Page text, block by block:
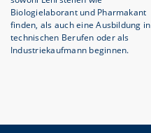
Biologielaborant und Pharmakant
finden, als auch eine Ausbildung in
technischen Berufen oder als
Industriekaufmann beginnen.